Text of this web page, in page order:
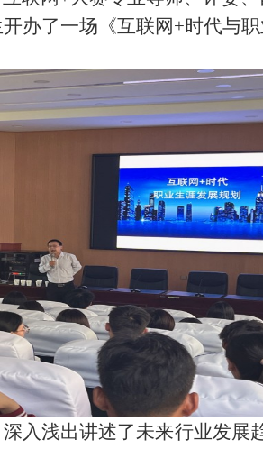
办了一场《互联网+时代与
深入浅出讲述了未来行业发展